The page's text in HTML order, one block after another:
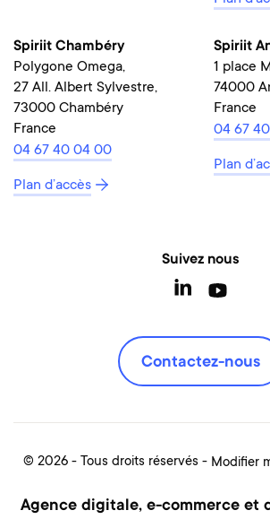
Spiriit Chambéry
Polygone Omega,
27 All. Albert Sylvestre,
73000 Chambéry
France
04 67 40 04 00
Plan d’accès
Spiriit
1 place
74000
France
04 67
Plan
Suivez nous
Contactez-nous
© 2026 - Tous droits réservés Modifier
Agence digitale, e-commerce et